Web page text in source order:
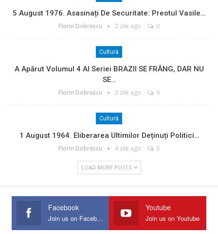
5 August 1976. Asasinați De Securitate: Preotul Vasile…
Florin Dobrescu 2 zile ago 0
Cultură
A Apărut Volumul 4 Al Seriei BRAZII SE FRÂNG, DAR NU
SE…
Florin Dobrescu 3 zile ago 0
Cultură
1 August 1964. Eliberarea Ultimilor Deținuți Politici…
Florin Dobrescu 4 zile ago 0
LOAD MORE POSTS
Facebook
Join us on Facebook
Youtube
Join us on Youtube